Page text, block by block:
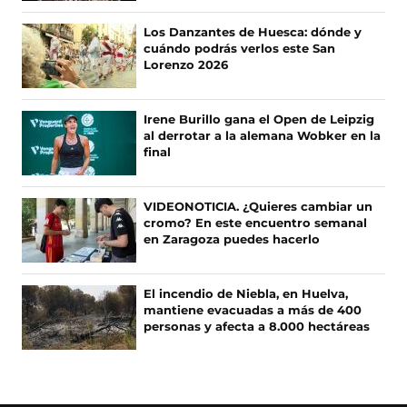
n
F
a
c
e
b
o
o
k
s
e
a
b
r
e
e
n
u
n
a
n
X
(
s
e
a
b
r
e
e
n
u
n
a
n
u
e
v
a
v
e
n
I
n
s
t
a
g
m
(
s
e
a
b
r
e
e
n
u
n
n
T
i
k
T
o
k
s
a
b
r
e
e
n
u
n
a
n
u
Los Danzantes de Huesca: dónde y
cuándo podrás verlos este San
Lorenzo 2026
Irene Burillo gana el Open de Leipzig
al derrotar a la alemana Wobker en la
final
VIDEONOTICIA. ¿Quieres cambiar un
cromo? En este encuentro semanal
en Zaragoza puedes hacerlo
El incendio de Niebla, en Huelva,
mantiene evacuadas a más de 400
personas y afecta a 8.000 hectáreas